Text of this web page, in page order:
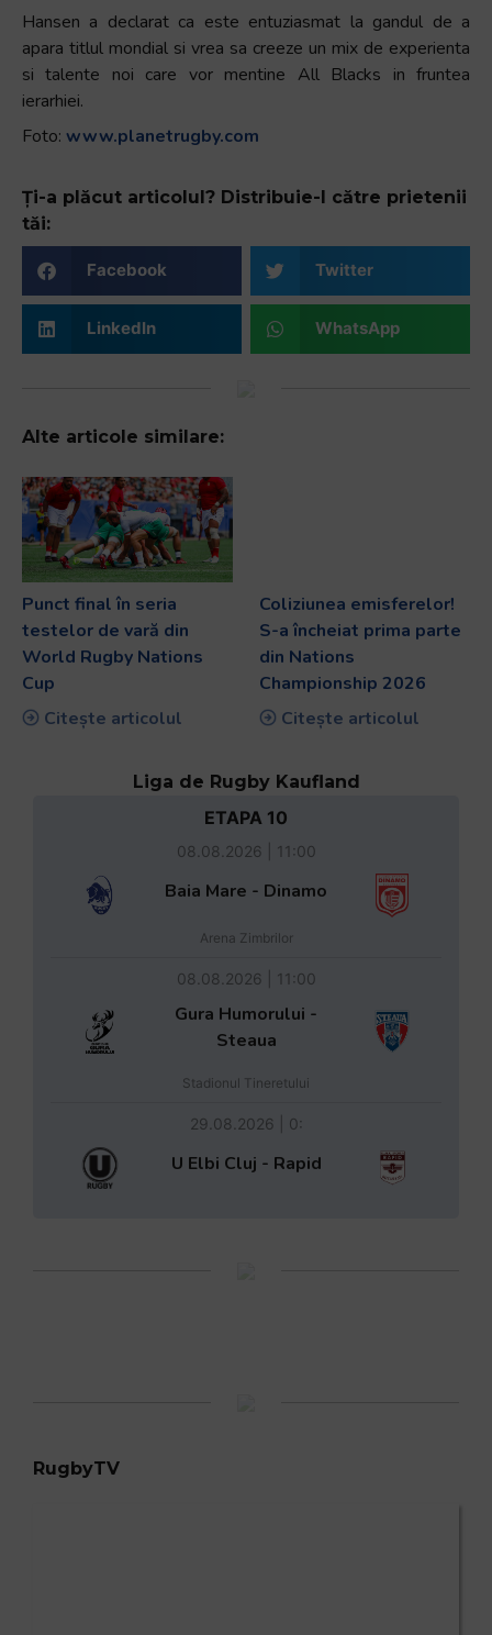
Hansen a declarat ca este entuziasmat la gandul de a
apara titlul mondial si vrea sa creeze un mix de experienta
si talente noi care vor mentine All Blacks in fruntea
ierarhiei.
Foto: www.planetrugby.com
Ți-a plăcut articolul? Distribuie-l către prietenii
tăi:
Facebook Twitter
LinkedIn WhatsApp
Alte articole similare:
Punct final în seria
testelor de vară din
World Rugby Nations
Cup
Citește articolul
Coliziunea emisferelor!
S-a încheiat prima parte
din Nations
Championship 2026
Citește articolul
Liga de Rugby Kaufland
ETAPA 10
08.08.2026 | 11:00
Baia Mare - Dinamo
Arena Zimbrilor
08.08.2026 | 11:00
Gura Humorului -
Steaua
Stadionul Tineretului
29.08.2026 | 0:
U Elbi Cluj - Rapid
RugbyTV